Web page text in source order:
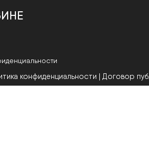
конфиденциальности | Договор